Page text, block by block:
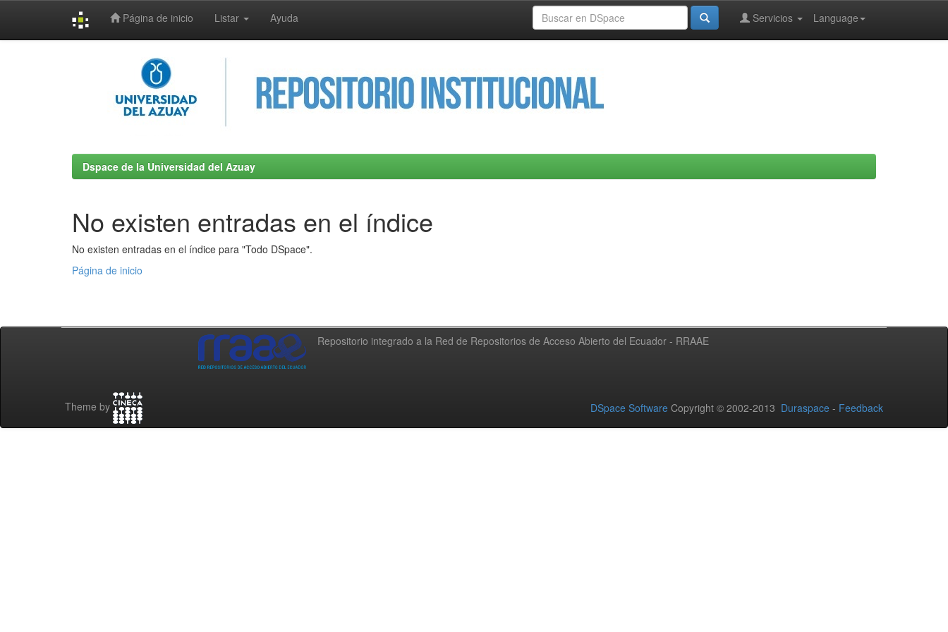
Página de inicio Listar Ayuda Language
Servicios
Dspace de la Universidad del Azuay
No existen entradas en el índice
No existen entradas en el índice para "Todo DSpace".
Página de inicio
Repositorio integrado a la Red de Repositorios de Acceso Abierto del Ecuador - RRAAE
Theme by DSpace Software Copyright © 2002-2013 Duraspace - Feedback